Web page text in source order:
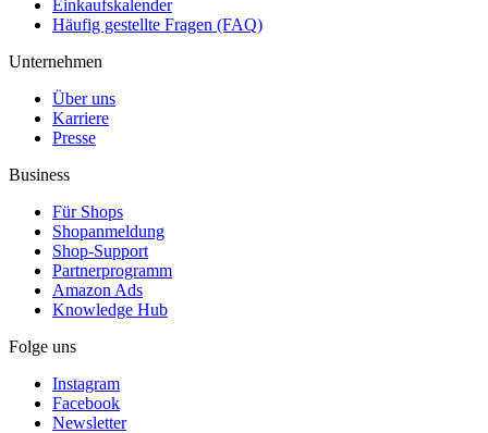
Einkaufskalender
Häufig gestellte Fragen (FAQ)
Unternehmen
Über uns
Karriere
Presse
Business
Für Shops
Shopanmeldung
Shop-Support
Partnerprogramm
Amazon Ads
Knowledge Hub
Folge uns
Instagram
Facebook
Newsletter